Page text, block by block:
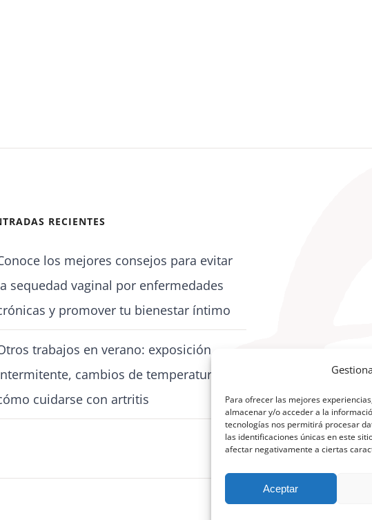
Para ofrecer las mejores
almacenar y/o acceder a la
tecnologías nos permitirá procesar
las identificaciones únicas en este
afectar negativamente a ciertas
Aceptar
RECIENTES
los mejores consejos para evitar
sequedad vaginal por enfermedades
y promover tu bienestar íntimo
trabajos en verano: exposición
cambios de temperatura y
cuidarse con artritis